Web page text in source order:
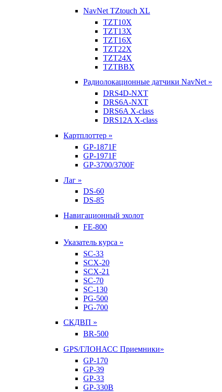
NavNet TZtouch XL
TZT10X
TZT13X
TZT16X
TZT22X
TZT24X
TZTBBX
Радиолокационные датчики NavNet »
DRS4D-NXT
DRS6A-NXT
DRS6A X-class
DRS12A X-class
Картплоттер »
GP-1871F
GP-1971F
GP-3700/3700F
Лаг »
DS-60
DS-85
Навигационный эхолот
FE-800
Указатель курса »
SC-33
SCX-20
SCX-21
SC-70
SC-130
PG-500
PG-700
СКДВП »
BR-500
GPS/ГЛОНАСС Приемники»
GP-170
GP-39
GP-33
GP-330B